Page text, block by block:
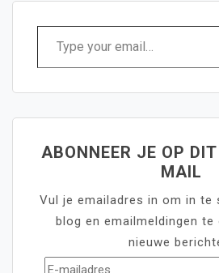
ABONNEER JE OP
MAIL
Vul je emailadres in om in te
blog en emailmeldingen te
nieuwe
E-